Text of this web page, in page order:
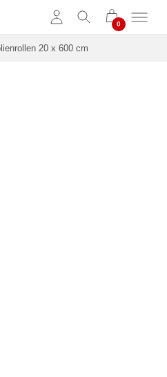
20 x 600 cm